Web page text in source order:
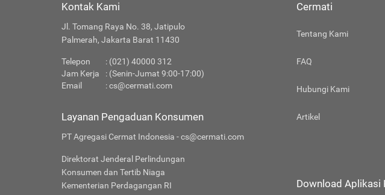
Kontak Kami
Jl. Tomang Raya No. 38, Jatipulo
Palmerah, Jakarta Barat 11430
Telepon
: (021) 40000 312
Jam Kerja
: (Senin-Jumat 9:00-17:00)
Email
:cs@cermati.com
Layanan Pengaduan Konsumen
PT Agregasi Cermat Indonesia - cs@cermati.com
Direktorat Jenderal Perlindungan
Konsumen dan Tertib Niaga
Kementerian Perdagangan RI
Cermati
Tentang Kami
FAQ
Hubungi Kami
Artikel
Download Aplikasi